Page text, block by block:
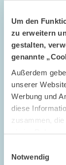
Um den
zu erweitern
gestalten,
genannte
Außerdem
unserer
Werbung und
diese
zusammen,
sie im Rahmen
Notwendig
PRESSE
FORSCHUNG
Fortschritte
Entlastung
diesem Jahr nur